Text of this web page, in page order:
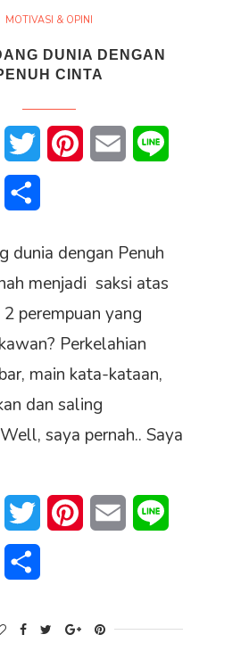
MOTIVASI & OPINI
DUNIA DENGAN
CINTA
FacebookTwitter PinterestEmail
Tumblr
dunia dengan Penuh
menjadi saksi atas
perempuan yang
Perkelahian
main kata-kataan,
dan saling
saya pernah.. Saya
FacebookTwitter PinterestEmail
Tumblr